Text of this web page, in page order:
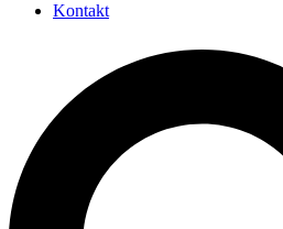
Kontakt